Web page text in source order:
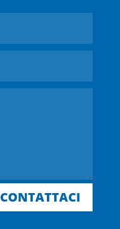
CONTATTACI